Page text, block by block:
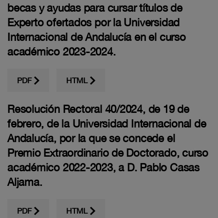
becas y ayudas para cursar títulos de
Experto ofertados por la Universidad
Internacional de Andalucía en el curso
académico 2023-2024.
PDF HTML
Resolución Rectoral 40/2024, de 19 de
febrero, de la Universidad Internacional de
Andalucía, por la que se concede el
Premio Extraordinario de Doctorado, curso
académico 2022-2023, a D. Pablo Casas
Aljama.
PDF HTML